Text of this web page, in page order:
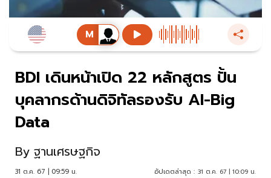
BDI เดินหน้าเปิด 22 หลักสูตร ปั้น
บุคลากรด้านดิจิทัลรองรับ AI-Big
Data
By ฐานเศรษฐกิจ
31 ต.ค. 67 | 09:59 น. อัปเดตล่าสุด : 31 ต.ค. 67 | 10:09 น.